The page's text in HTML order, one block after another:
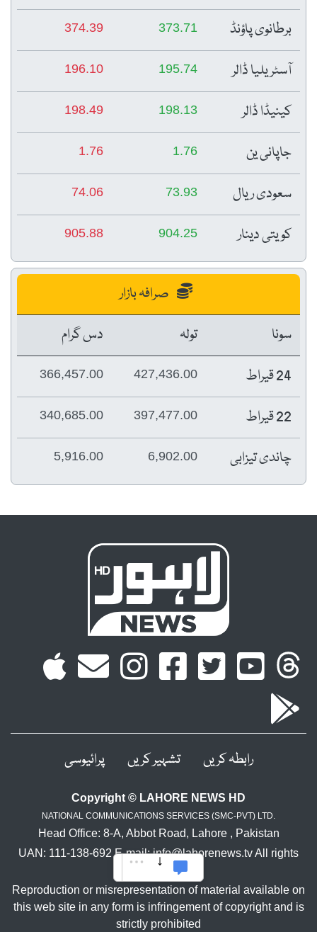
برطانوی پاؤنڈ 373.71
374.39
آسٹریلیا ڈالر 195.74
196.10
کینیڈا ڈالر 198.13
198.49
جاپانی ین 1.76
1.76
سعودی ریال 73.93
74.06
کویتی دینار 904.25
905.88
صرافہ بازار
سونا
تولہ
دس گرام
24 قیراط
427,436.00
366,457.00
22 قیراط 397,477.00
340,685.00
چاندی تیزابی 6,902.00
5,916.00
رابطہ کریں تشہیر کریں پرائیوسی
Copyright © LAHORE NEWS HD
NATIONAL COMMUNICATIONS SERVICES (SMC-PVT) LTD.
Head Office: 8-A, Abbot Road, Lahore , Pakistan
UAN: 111-138-692 E-mail: info@lahorenews.tv All rights
reserved.
Reproduction or misrepresentation of material available on
this web site in any form is infringement of copyright and is
strictly prohibited